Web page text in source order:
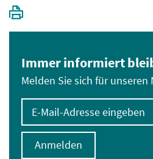
Immer informiert
Melden Sie sich für
E-Mail-Adresse eingeben
Anmelden